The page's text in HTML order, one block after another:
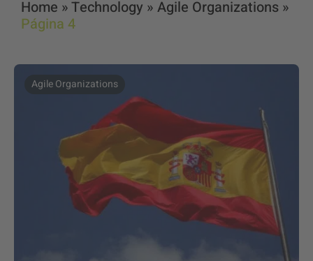
Home »Technology » Agile Organizations »
Página 4
Agile Organizations